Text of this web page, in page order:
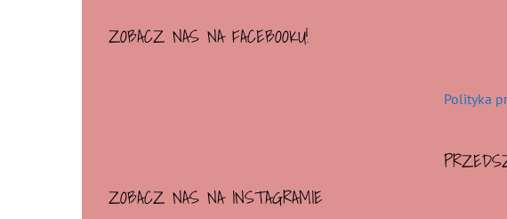
ZOBACZ NAS NA FACEBOOKU!
ZOBACZ NAS NA INSTAGRAMIE
Polityka